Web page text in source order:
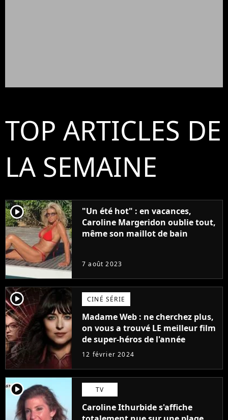
TOP ARTICLES DE
LA SEMAINE
player2
"Un été hot" : en vacances,
Caroline Margeridon oublie tout,
même son maillot de bain
7 août 2023
player2 CINÉ SÉRIE
Madame Web : ne cherchez plus,
on vous a trouvé LE meilleur film
de super-héros de l'année
12 février 2024
player2 TV
Caroline Ithurbide s'affiche